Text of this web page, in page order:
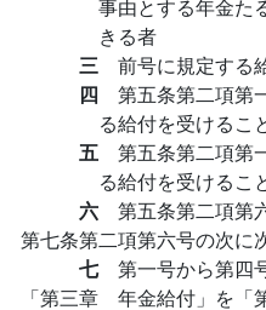
事由とする年金た
きる者
三 前号に規定する
四 第五条第二項第
る給付を受けるこ
五 第五条第二項第
る給付を受けるこ
六 第五条第二項第
第七条第二項第六号の次に
七 第一号から第四
「第三章 年金給付」を「